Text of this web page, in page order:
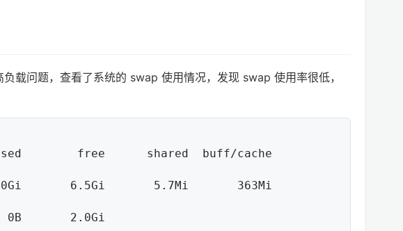
载问题，查看了系统的 swap 使用情况，发现 swap 使用率很低，
6.5Gi       5.7Mi       363Mi